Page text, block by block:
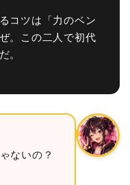
コツは「力のベン
。この二人で初代
。
ないの？